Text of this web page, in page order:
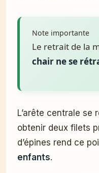
Note importante
Le retrait de la
chair ne se
L’arête centrale se
obtenir deux filets
d’épines rend ce
enfants.